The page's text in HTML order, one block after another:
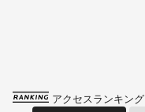
アクセスランキング